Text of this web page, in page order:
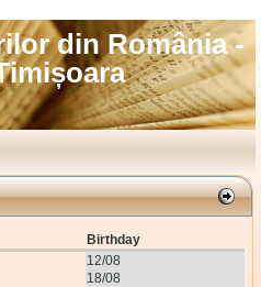
din România -
Birthday
12/08
18/08